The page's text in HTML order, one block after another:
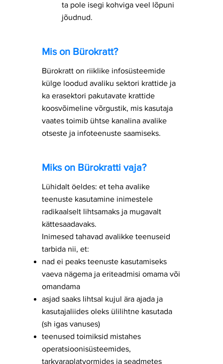
ta pole isegi kohviga veel lõpuni
jõudnud.
Mis on Bürokratt?
​​Bürokratt on riiklike infosüsteemide
külge loodud avaliku sektori krattide ja
ka erasektori pakutavate krattide
koosvõimeline võrgustik, mis kasutaja
vaates toimib ühtse kanalina avalike
otseste ja infoteenuste saamiseks.
Miks on Bürokratti vaja?
Lühidalt öeldes: et teha avalike
teenuste kasutamine inimestele
radikaalselt lihtsamaks ja mugavalt
kättesaadavaks.
​Inimesed tahavad avalikke teenuseid
tarbida nii, et:
nad ei peaks teenuste kasutamiseks
vaeva nägema ja eriteadmisi omama või
omandama
asjad saaks lihtsal kujul ära ajada ja
kasutajaliides oleks ülilihtne kasutada
(sh igas vanuses)
teenused toimiksid mistahes
operatsioonisüsteemides,
tarkvaraplatvormides ja seadmetes